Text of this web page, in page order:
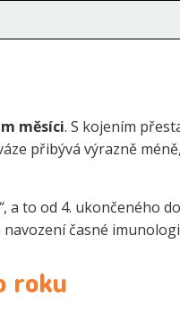
měsíci. S kojením
přibývá výrazně méně,
, a to od 4. ukončeného
navození časné
roku